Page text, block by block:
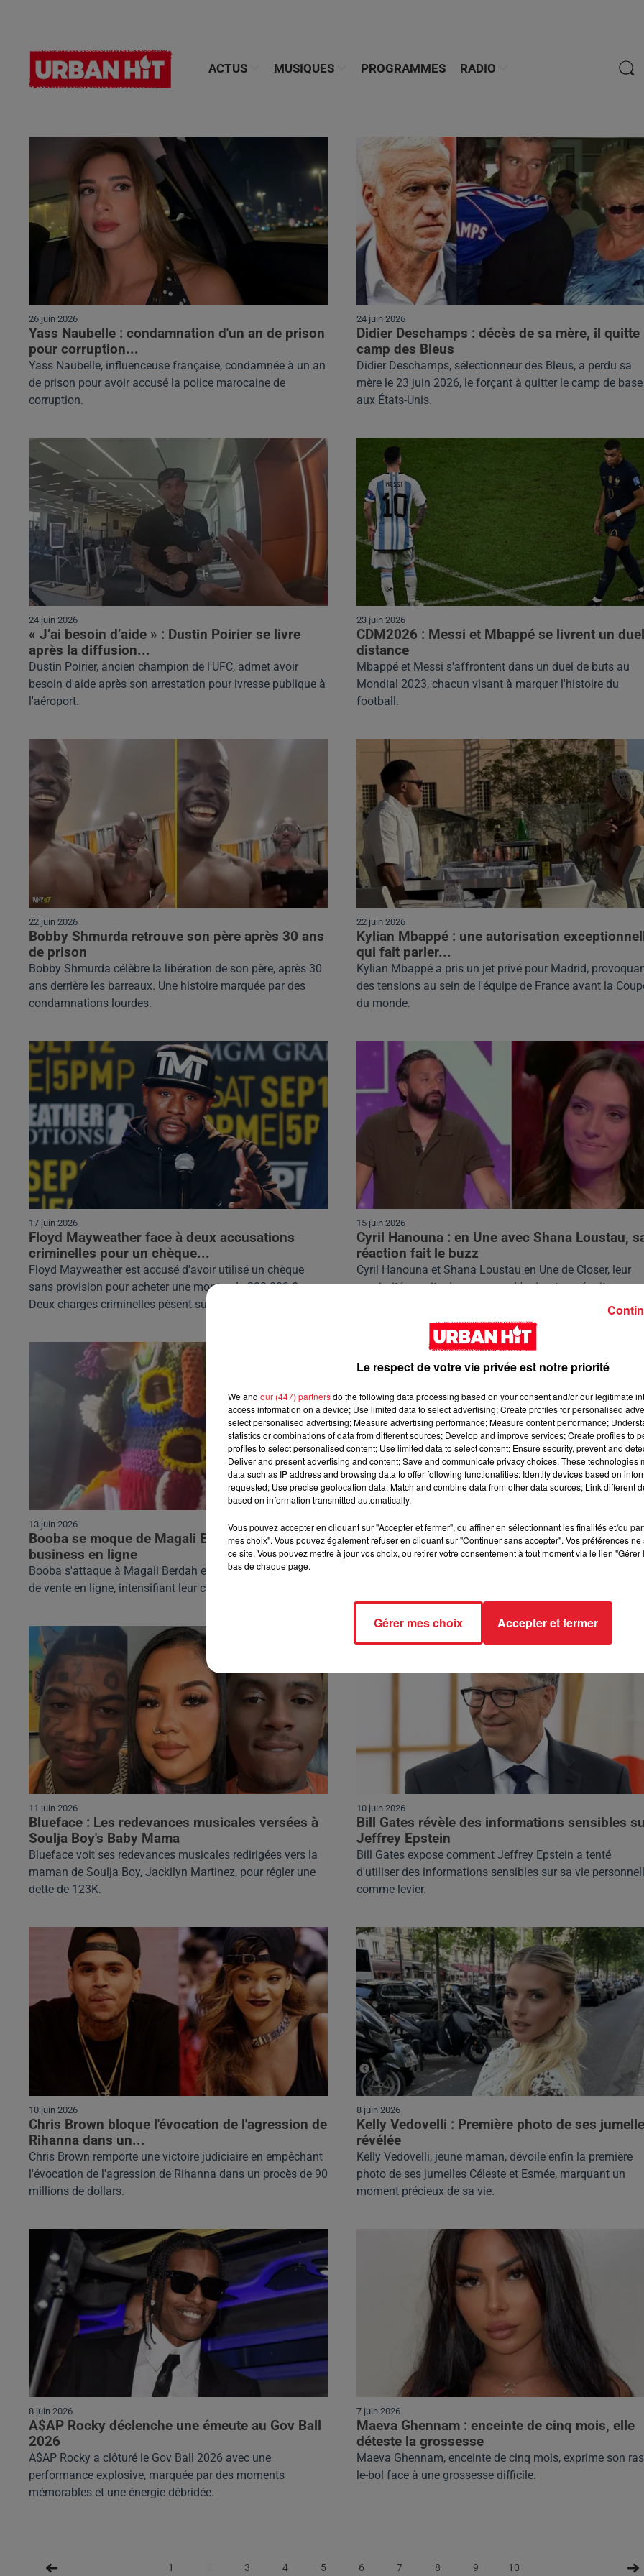
ACTUS MUSIQUES PROGRAMMES RADIO
26 juin 2026
Yass Naubelle : condamnation d'un an de prison
pour corruption...
Yass Naubelle, influenceuse française, condamnée à un an
de prison pour avoir accusé la police marocaine de
corruption.
24 juin 2026
Didier Deschamps : décès de sa mère, il quitte
camp des Bleus
Didier Deschamps, sélectionneur des Bleus, a perdu sa
mère le 23 juin 2026, le forçant à quitter le camp de base
aux États-Unis.
24 juin 2026
« J’ai besoin d’aide » : Dustin Poirier se livre
après la diffusion...
Dustin Poirier, ancien champion de l'UFC, admet avoir
besoin d'aide après son arrestation pour ivresse publique à
l'aéroport.
23 juin 2026
CDM2026 : Messi et Mbappé se livrent un
distance
Mbappé et Messi s'affrontent dans un duel de buts au
Mondial 2023, chacun visant à marquer l'histoire du
football.
22 juin 2026
Bobby Shmurda retrouve son père après 30 ans
de prison
Bobby Shmurda célèbre la libération de son père, après 30
ans derrière les barreaux. Une histoire marquée par des
condamnations lourdes.
22 juin 2026
Kylian Mbappé : une autorisation
qui fait parler...
Kylian Mbappé a pris un jet privé pour Madrid,
des tensions au sein de l'équipe de France avant la
du monde.
17 juin 2026
Floyd Mayweather face à deux accusations
criminelles pour un chèque...
Floyd Mayweather est accusé d'avoir utilisé un chèque
sans provision pour acheter une montre de 200 000 $.
Deux charges criminelles pèsent sur lui.
15 juin 2026
Cyril Hanouna : en Une avec Shana Loustau,
réaction fait le buzz
Cyril Hanouna et Shana Loustau en Une de Closer, leur
proximité suscite des rumeurs. L'animateur réagit avec
13 juin 2026
Booba se moque de Magali Berdah et de son
business en ligne
Booba s'attaque à Magali Berdah et son nouveau business
de vente en ligne, intensifiant leur conflit public.
13 juin 2026
Tiger Woods frais et reposé après sa cure de
désintoxication
11 juin 2026
Blueface : Les redevances musicales versées à
Soulja Boy's Baby Mama
Blueface voit ses redevances musicales redirigées vers la
maman de Soulja Boy, Jackilyn Martinez, pour régler une
dette de 123K.
10 juin 2026
Bill Gates révèle des informations sensibles
Jeffrey Epstein
Bill Gates expose comment Jeffrey Epstein a tenté
d'utiliser des informations sensibles sur sa vie
comme levier.
10 juin 2026
Chris Brown bloque l'évocation de l'agression de
Rihanna dans un...
Chris Brown remporte une victoire judiciaire en empêchant
l'évocation de l'agression de Rihanna dans un procès de 90
millions de dollars.
8 juin 2026
Kelly Vedovelli : Première photo de ses
révélée
Kelly Vedovelli, jeune maman, dévoile enfin la première
photo de ses jumelles Céleste et Esmée, marquant un
moment précieux de sa vie.
8 juin 2026
A$AP Rocky déclenche une émeute au Gov Ball
2026
A$AP Rocky a clôturé le Gov Ball 2026 avec une
performance explosive, marquée par des moments
mémorables et une énergie débridée.
7 juin 2026
Maeva Ghennam : enceinte de cinq mois, elle
déteste la grossesse
Maeva Ghennam, enceinte de cinq mois, exprime son
le-bol face à une grossesse difficile.
1 3 4 5 6 7 8 9 10
Le respect de votre vie privée est notre priorité
We and our (447) partnersdo the following data processing based on your consent and/or our legitimate
access information on a device; Use limited data to select advertising; Create profiles for personalised
select personalised advertising; Measure advertising performance; Measure content performance;
statistics or combinations of data from different sources; Develop and improve services; Create profiles to
profiles to select personalised content; Use limited data to select content; Ensure security, prevent and
Deliver and present advertising and content; Save and communicate privacy choices. These technologies
data such as IP address and browsing data to offer following functionalities: Identify devices based on
requested; Use precise geolocation data; Match and combine data from other data sources; Link different
based on information transmitted automatically.
Vous pouvez accepter en cliquant sur "Accepter et fermer", ou affiner en sélectionnant les finalités et/ou
mes choix". Vous pouvez également refuser en cliquant sur "Continuer sans accepter". Vos préférences
ce site. Vous pouvez mettre à jour vos choix, ou retirer votre consentement à tout moment via le lien
bas de chaque page.
Gérer mes choix Accepter et fermer